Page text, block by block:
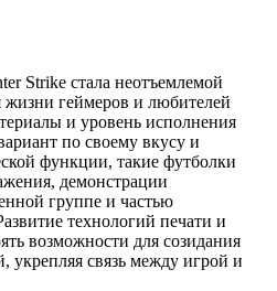
Strike стала неотъемлемой
жизни геймеров и любителей
и уровень исполнения
по своему вкусу и
функции, такие футболки
демонстрации
группе и частью
технологий печати и
возможности для созидания
укрепляя связь между игрой и